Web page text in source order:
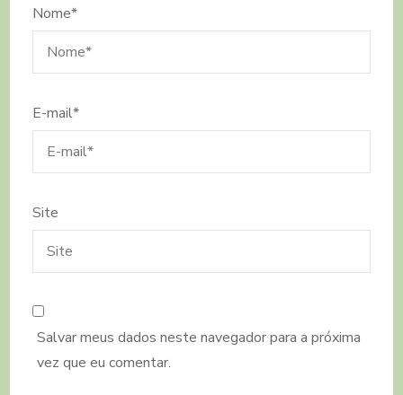
Nome*
E-mail*
Site
Salvar meus dados neste navegador para a próxima
vez que eu comentar.